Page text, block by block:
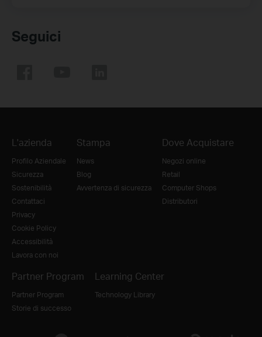
Seguici
L'azienda
Profilo Aziendale
Sicurezza
Sostenibilità
Contattaci
Privacy
Cookie Policy
Accessibilità
Lavora con noi
Stampa
News
Blog
Avvertenza di sicurezza
Dove Acquistare
Negozi online
Retail
Computer Shops
Distributori
Partner Program
Partner Program
Storie di successo
Learning Center
Technology Library